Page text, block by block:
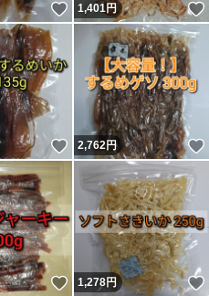
いいね！
1,401円
いいね！
2,762円
いいね！
1,278円